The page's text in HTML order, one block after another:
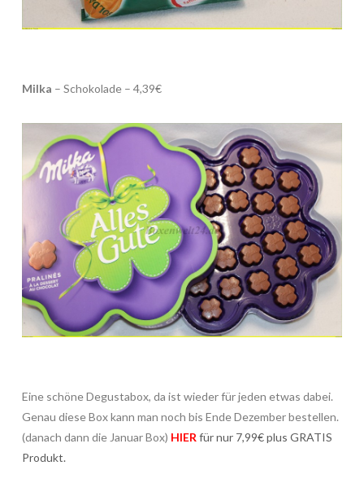
Milka – Schokolade – 4,39€
Eine schöne Degustabox, da ist wieder für jeden etwas dabei.
Genau diese Box kann man noch bis Ende Dezember bestellen.
(danach dann die Januar Box) HIERfür nur 7,99€ plus GRATIS
Produkt.